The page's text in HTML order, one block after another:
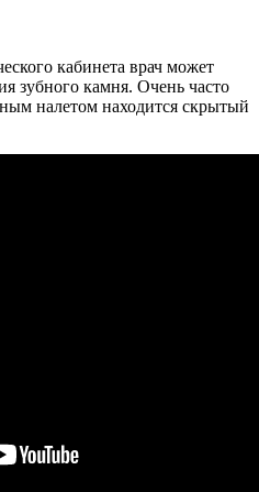
кабинета врач может
зубного камня. Очень часто
налетом находится скрытый